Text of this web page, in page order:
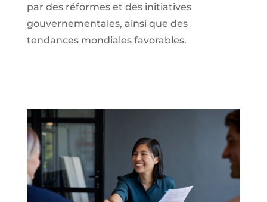
par des réformes et des initiatives
gouvernementales, ainsi que des
tendances mondiales favorables.